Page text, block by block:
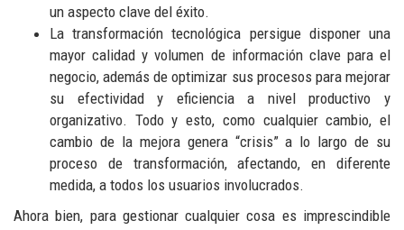
un aspecto clave del éxito.
La transformación tecnológica persigue disponer una
mayor calidad y volumen de información clave para el
negocio, además de optimizar sus procesos para mejorar
su efectividad y eficiencia a nivel productivo y
organizativo. Todo y esto, como cualquier cambio, el
cambio de la mejora genera “crisis” a lo largo de su
proceso de transformación, afectando, en diferente
medida, a todos los usuarios involucrados.
Ahora bien, para gestionar cualquier cosa es imprescindible